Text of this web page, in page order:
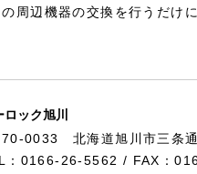
周辺機器の交換を行うだ
ロック旭川
0033 北海道旭川市三条
：0166-26-5562 / FAX：